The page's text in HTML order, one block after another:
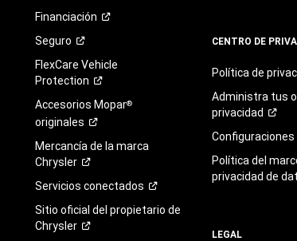
Financiación
Seguro
FlexCare Vehicle
Protection
Accesorios Mopar®
originales
Mercancía de la marca
Chrysler
Servicios conectados
Sitio oficial del propietario de
Chrysler
CENTRO DE
Política de
Administra tus
privacidad
Configuraciones
Política del
privacidad de
LEGAL